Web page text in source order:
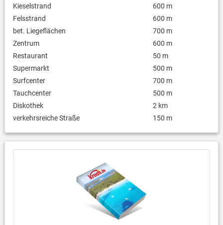
Kieselstrand
600 m
Felsstrand
600 m
bet. Liegeflächen
700 m
Zentrum
600 m
Restaurant
50 m
Supermarkt
500 m
Surfcenter
700 m
Tauchcenter
500 m
Diskothek
2 km
verkehrsreiche Straße
150 m